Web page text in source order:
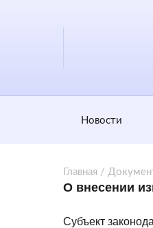
Новости
Главная /
О внесении
Субъект